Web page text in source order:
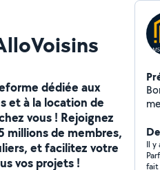
dédiée aux
et à la location de
vous ! Rejoignez
millions de membres,
et facilitez votre
vos projets !
Bonjour
Il y
fait